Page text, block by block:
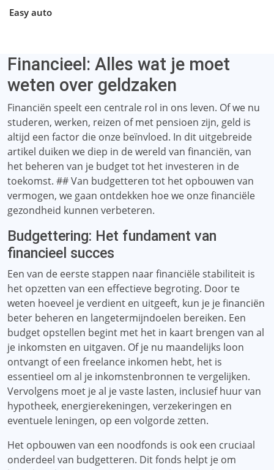
Easy auto
Financieel: Alles wat je moet
weten over geldzaken
Financiën speelt een centrale rol in ons leven. Of we nu
studeren, werken, reizen of met pensioen zijn, geld is
altijd een factor die onze beïnvloed. In dit uitgebreide
artikel duiken we diep in de wereld van financiën, van
het beheren van je budget tot het investeren in de
toekomst. ## Van budgetteren tot het opbouwen van
vermogen, we gaan ontdekken hoe we onze financiële
gezondheid kunnen verbeteren.
Budgettering: Het fundament van
financieel succes
Een van de eerste stappen naar financiële stabiliteit is
het opzetten van een effectieve begroting. Door te
weten hoeveel je verdient en uitgeeft, kun je je financiën
beter beheren en langetermijndoelen bereiken. Een
budget opstellen begint met het in kaart brengen van al
je inkomsten en uitgaven. Of je nu maandelijks loon
ontvangt of een freelance inkomen hebt, het is
essentieel om al je inkomstenbronnen te vergelijken.
Vervolgens moet je al je vaste lasten, inclusief huur van
hypotheek, energierekeningen, verzekeringen en
eventuele leningen, op een volgorde zetten.
Het opbouwen van een noodfonds is ook een cruciaal
onderdeel van budgetteren. Dit fonds helpt je om